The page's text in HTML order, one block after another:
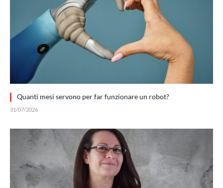
Quanti mesi servono per far funzionare un robot?
31/07/2026